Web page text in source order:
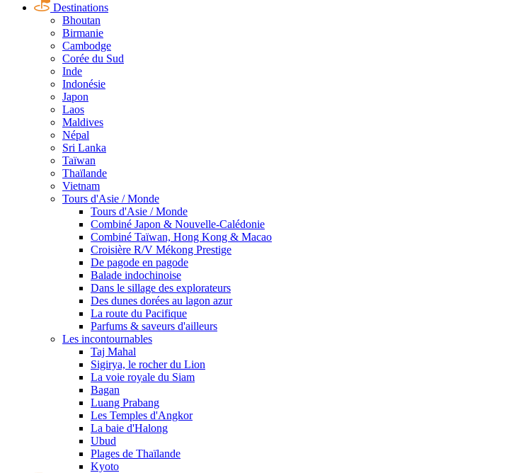
Destinations
Bhoutan
Birmanie
Cambodge
Corée du Sud
Inde
Indonésie
Japon
Laos
Maldives
Népal
Sri Lanka
Taïwan
Thaïlande
Vietnam
Tours d'Asie / Monde
Tours d'Asie / Monde
Combiné Japon & Nouvelle-Calédonie
Combiné Taïwan, Hong Kong & Macao
Croisière R/V Mékong Prestige
De pagode en pagode
Balade indochinoise
Dans le sillage des explorateurs
Des dunes dorées au lagon azur
La route du Pacifique
Parfums & saveurs d'ailleurs
Les incontournables
Taj Mahal
Sigirya, le rocher du Lion
La voie royale du Siam
Bagan
Luang Prabang
Les Temples d'Angkor
La baie d'Halong
Ubud
Plages de Thaïlande
Kyoto